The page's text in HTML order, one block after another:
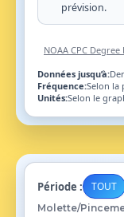
prévision.
NOAA CPC Degree
Données jusqu’à:
Fréquence:Selon la
Unités:Selon le
Période : TOUT
Molette/